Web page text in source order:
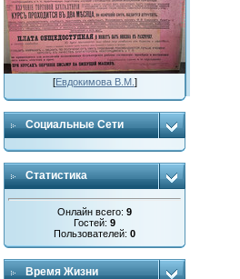
[Евдокимова В.М. ]
Социальные Сети
Статистика
Онлайн всего:9
Гостей:9
Пользователей:0
Время Жизни